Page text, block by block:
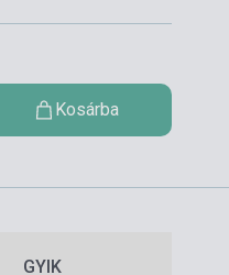
Kosárba
GYIK